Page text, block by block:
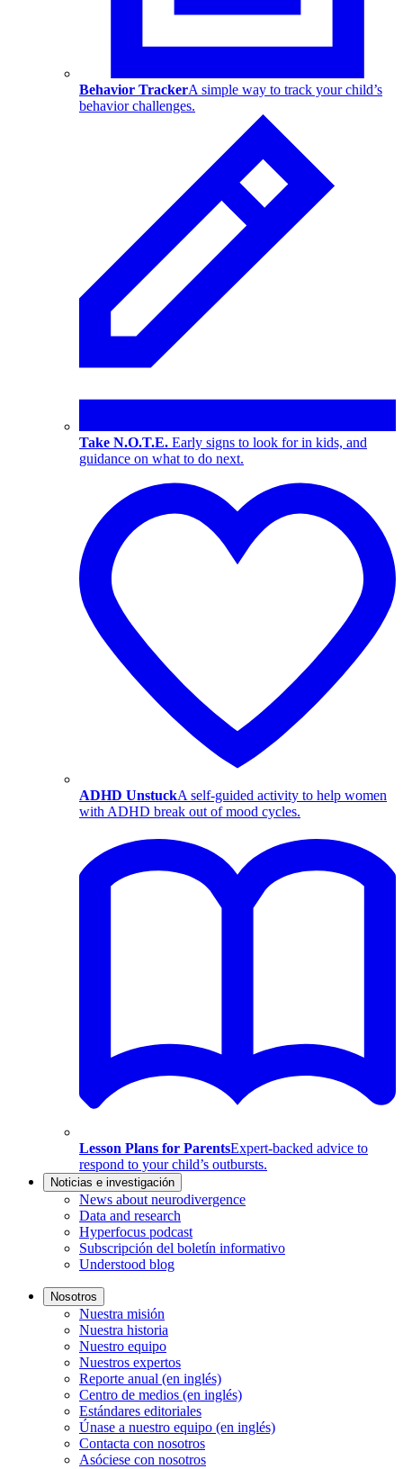
Behavior TrackerA simple way to track your child’s
behavior challenges.
Take N.O.T.E. Early signs to look for in kids, and
guidance on what to do next.
ADHD UnstuckA self-guided activity to help women
with ADHD break out of mood cycles.
Lesson Plans for ParentsExpert-backed advice to
respond to your child’s outbursts.
Noticias e investigación
News about neurodivergence
Data and research
Hyperfocus podcast
Subscripción del boletín informativo
Understood blog
Nosotros
Nuestra misión
Nuestra historia
Nuestro equipo
Nuestros expertos
Reporte anual (en inglés)
Centro de medios (en inglés)
Estándares editoriales
Únase a nuestro equipo (en inglés)
Contacta con nosotros
Asóciese con nosotros